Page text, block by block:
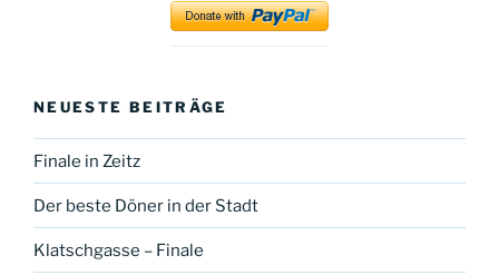
NEUESTE BEITRÄGE
Finale in Zeitz
Der beste Döner in der Stadt
Klatschgasse – Finale